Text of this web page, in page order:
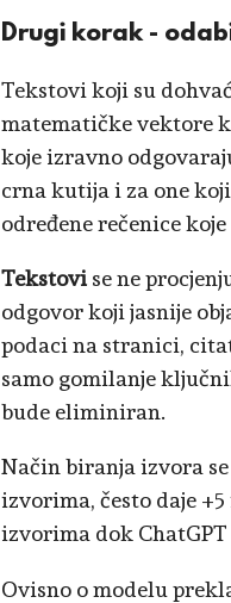
Drugi korak -
Tekstovi koji su
matematičke vektore
koje izravno
crna kutija i za one
određene rečenice
Tekstovi se ne
odgovor koji jasnije
podaci na stranici,
samo gomilanje
bude eliminiran.
Način biranja izvora
izvorima, često daje
izvorima dok
Ovisno o modelu